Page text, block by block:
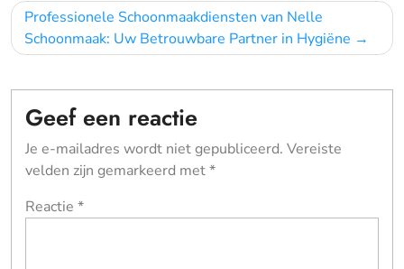
Professionele Schoonmaakdiensten van Nelle
Schoonmaak: Uw Betrouwbare Partner in Hygiëne
Geef een reactie
Je e-mailadres wordt niet gepubliceerd. Vereiste
velden zijn gemarkeerd met*
Reactie *